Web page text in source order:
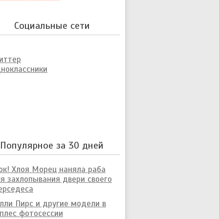
Социальные сети
Популярное за 30 дней
Хлоя Морец наняла раба
захлопывания двери своего
Пирс и другие модели в
фотосессии